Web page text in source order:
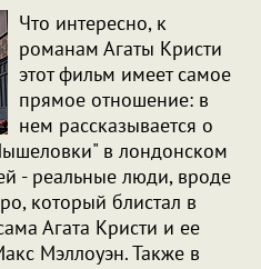
Что интересно, к
романам Агаты Кристи
этот фильм имеет самое
прямое отношение: в
нем рассказывается о
в лондонском
- реальные люди, вроде
который блистал в
Агата Кристи и ее
Мэллоуэн. Также в